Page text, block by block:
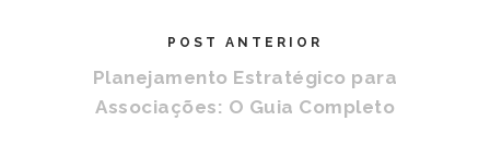
POST ANTERIOR
Planejamento Estratégico para
Associações: O Guia Completo